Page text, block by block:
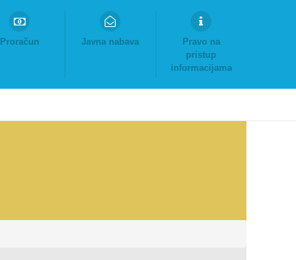
Proračun Javna nabava
Pravo na
pristup
informacijama